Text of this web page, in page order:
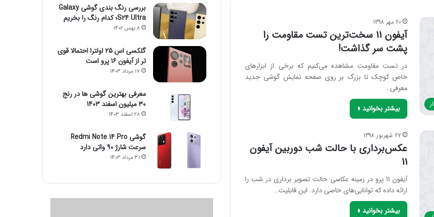
20 مهر 1398
آیفون 11 سخت‌ترین تست مقاومت را
پشت سر گذاشت!
در تست مقاومت مشاهده می‌کنیم که برخی از ابزارهای
خاص کوچک تا بزرگ بر روی صفحه نمایش گوشی جدید
معرفی…
بیشتر بخوانید »
27 شهریور 1398
عکس‌برداری با حالت شب دوربین آیفون
11
آیفون 11 پرو در زمینه عکاسی حالت تصویر برداری در شب را
ارائه داده که توانایی‌‌های خاصی دارد. این قابلیت…
بیشتر بخوانید »
بررسی رنگ بندی گوشی Galaxy
S24 Ultra؛ کدام رنگ را بخریم
8 بهمن 1402
گلکسی اس 25 اولترا احتمالا قوی
تر از آیفون 16 پرو است
17 مرداد 1403
معرفی بهترین گوشی ها در رنج
۳۰ میلیون اسفند 1403
28 اسفند 1403
گوشی Redmi Note 14 Pro
سرعت شارژ 90 واتی دارد
31 مرداد 1403